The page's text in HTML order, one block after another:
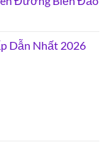
Dẫn Nhất 2026